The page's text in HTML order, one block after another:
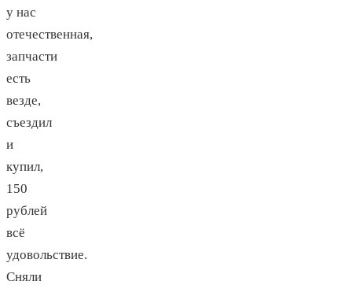
у нас
отечественная,
запчасти
есть
везде,
съездил
и
купил,
150
рублей
всё
удовольствие.
Сняли